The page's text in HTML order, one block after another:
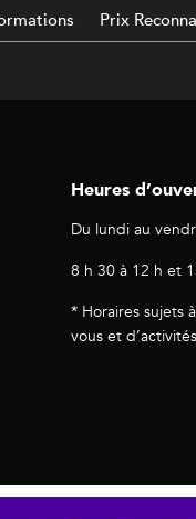
Prix
Heures
Du lundi au
8 h 30 à 12 h et
* Horaires sujets
vous et